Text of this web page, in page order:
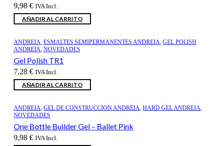
9,98 € IVA Incl.
AÑADIR AL CARRITO
ANDREIA, ESMALTES SEMIPERMANENTES ANDREIA, GEL POLISH
ANDREIA, NOVEDADES
Gel Polish TR1
7,28 € IVA Incl.
AÑADIR AL CARRITO
ANDREIA, GEL DE CONSTRUCCION ANDREIA, HARD GEL ANDREIA,
NOVEDADES
One Bottle Builder Gel – Ballet Pink
9,98 € IVA Incl.